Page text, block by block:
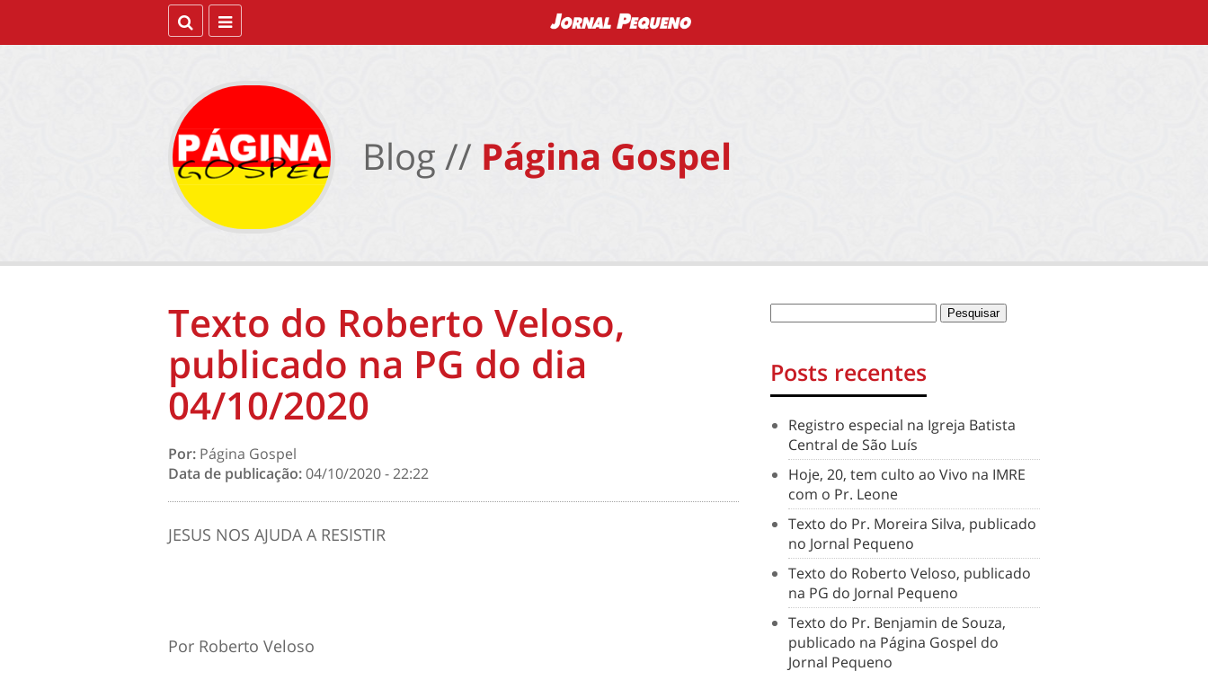
Blog // Página Gospel
Texto do Roberto Veloso,
publicado na PG do dia
04/10/2020
Por: Página Gospel
Data de publicação:04/10/2020 - 22:22
JESUS NOS AJUDA A RESISTIR
Por Roberto Veloso
Posts recentes
Registro especial na Igreja Batista
Central de São Luís
Hoje, 20, tem culto ao Vivo na IMRE
com o Pr. Leone
Texto do Pr. Moreira Silva, publicado
no Jornal Pequeno
Texto do Roberto Veloso, publicado
na PG do Jornal Pequeno
Texto do Pr. Benjamin de Souza,
publicado na Página Gospel do
Jornal Pequeno